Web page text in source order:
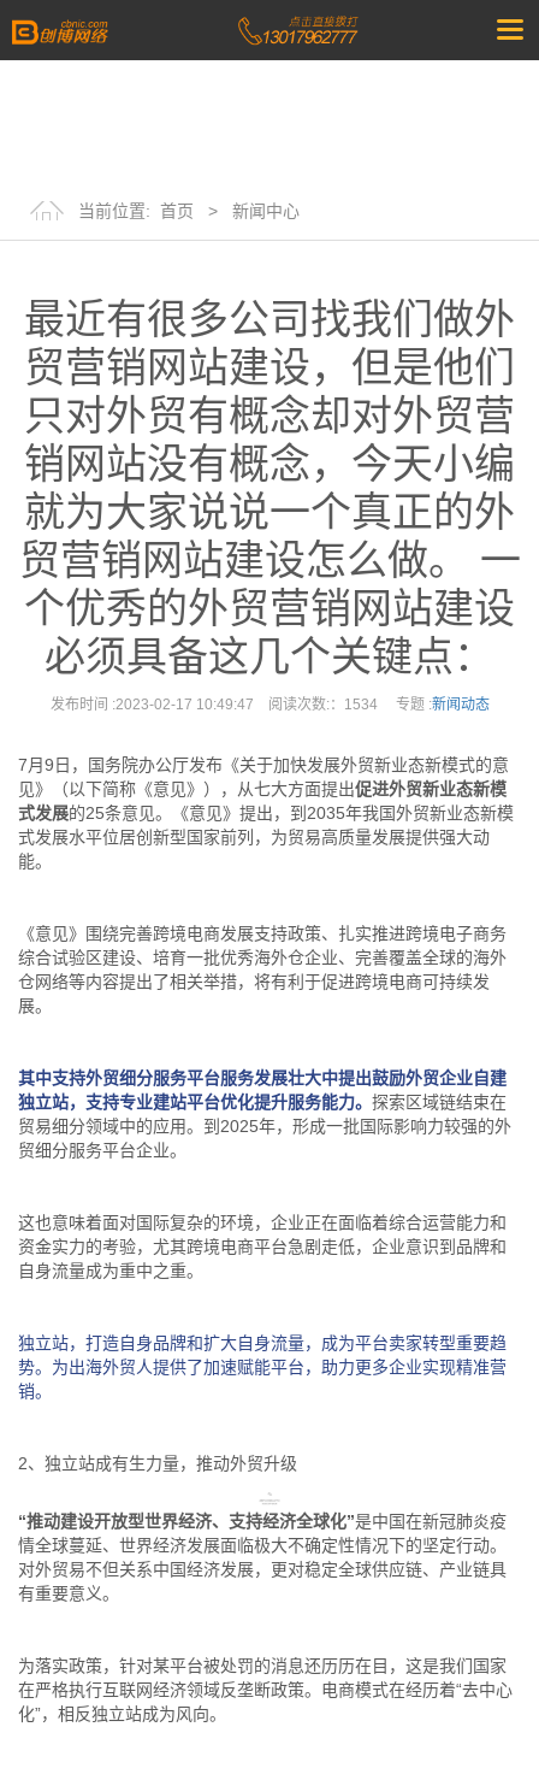
当前位置: 首页 > 新闻中心
最近有很多公司找我们做外
贸营销网站建设，但是他们
只对外贸有概念却对外贸营
销网站没有概念，今天小编
就为大家说说一个真正的外
贸营销网站建设怎么做。 一
个优秀的外贸营销网站建设
必须具备这几个关键点：
发布时间 :2023-02-17 10:49:47 阅读次数:：1534 专题 :新闻动态
7月9日，国务院办公厅发布《关于加快发展外贸新业态新模式的意
见》（以下简称《意见》），从七大方面提出促进外贸新业态新模
式发展的25条意见。《意见》提出，到2035年我国外贸新业态新模
式发展水平位居创新型国家前列，为贸易高质量发展提供强大动
能。
《意见》围绕完善跨境电商发展支持政策、扎实推进跨境电子商务
综合试验区建设、培育一批优秀海外仓企业、完善覆盖全球的海外
仓网络等内容提出了相关举措，将有利于促进跨境电商可持续发
展。
其中支持外贸细分服务平台服务发展壮大中提出鼓励外贸企业自建
独立站，支持专业建站平台优化提升服务能力。 探索区域链结束在
贸易细分领域中的应用。到2025年，形成一批国际影响力较强的外
贸细分服务平台企业。
这也意味着面对国际复杂的环境， 企业正在面临着综合运营能力和
资金实力的考验，尤其跨境电商平台急剧走低，企业意识到品牌和
自身流量成为重中之重。
独立站，打造自身品牌和扩大自身流量，成为平台卖家转型重要趋
势。为出海外贸人提供了加速赋能平台，助力更多企业实现精准营
销。
2、独立站成有生力量，推动外贸升级
“推动建设开放型世界经济、支持经济全球化”是中国在新冠肺炎疫
情全球蔓延、世界经济发展面临极大不确定性情况下的坚定行动。
对外贸易不但关系中国经济发展，更对稳定全球供应链、产业链具
有重要意义。
为落实政策，针对某平台被处罚的消息还历历在目，这是我们国家
在严格执行互联网经济领域反垄断政策。电商模式在经历着“去中心
化”，相反独立站成为风向。